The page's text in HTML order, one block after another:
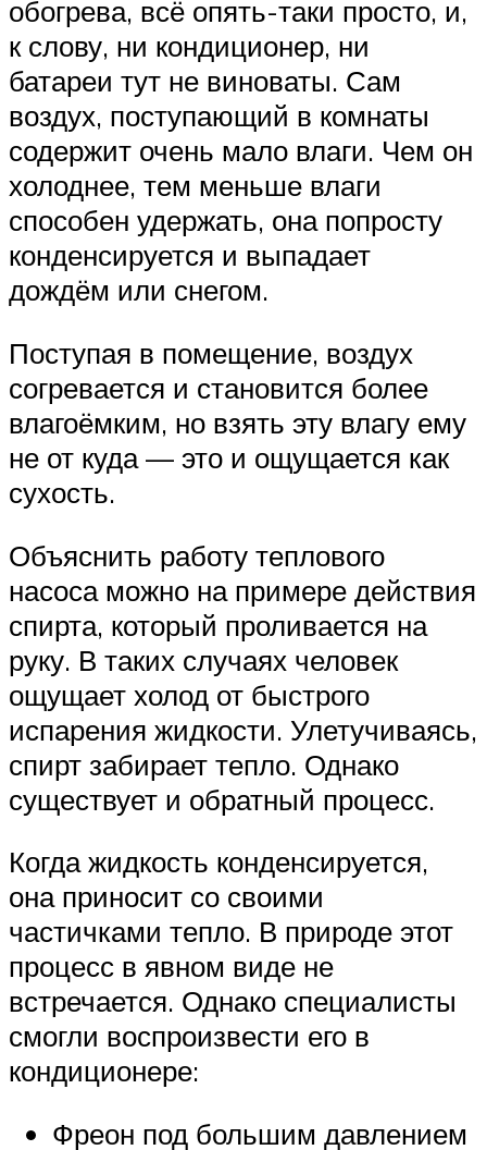
обогрева, всё опять-таки просто, и,
к слову, ни кондиционер, ни
батареи тут не виноваты. Сам
воздух, поступающий в комнаты
содержит очень мало влаги. Чем он
холоднее, тем меньше влаги
способен удержать, она попросту
конденсируется и выпадает
дождём или снегом.
Поступая в помещение, воздух
согревается и становится более
влагоёмким, но взять эту влагу ему
не от куда — это и ощущается как
сухость.
Объяснить работу теплового
насоса можно на примере действия
спирта, который проливается на
руку. В таких случаях человек
ощущает холод от быстрого
испарения жидкости. Улетучиваясь,
спирт забирает тепло. Однако
существует и обратный процесс.
Когда жидкость конденсируется,
она приносит со своими
частичками тепло. В природе этот
процесс в явном виде не
встречается. Однако специалисты
смогли воспроизвести его в
кондиционере:
Фреон под большим давлением